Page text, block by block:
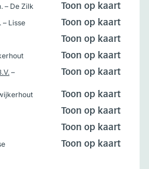
– De Zilk Toon op kaart
– Lisse Toon op kaart
Toon op kaart
Toon op kaart
–
Toon op kaart
Toon op kaart
Toon op kaart
Toon op kaart
Toon op kaart